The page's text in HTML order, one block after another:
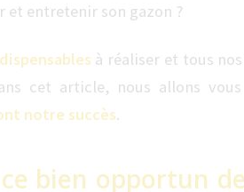
et entretenir son gazon ?
à réaliser et tous
cet article, nous allons
notre succès.
bien opportun